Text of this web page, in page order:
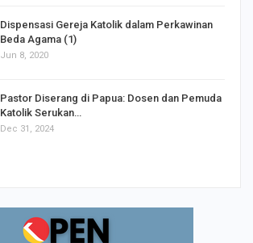
Dispensasi Gereja Katolik dalam Perkawinan
Beda Agama (1)
Jun 8, 2020
Pastor Diserang di Papua: Dosen dan Pemuda
Katolik Serukan…
Dec 31, 2024